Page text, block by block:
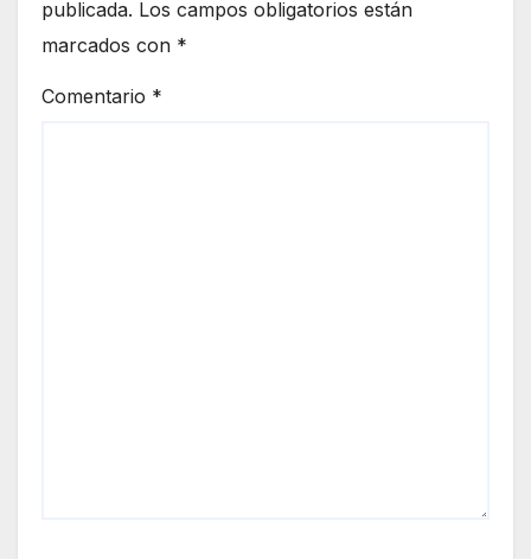
publicada. Los campos obligatorios están
marcados con *
Comentario *